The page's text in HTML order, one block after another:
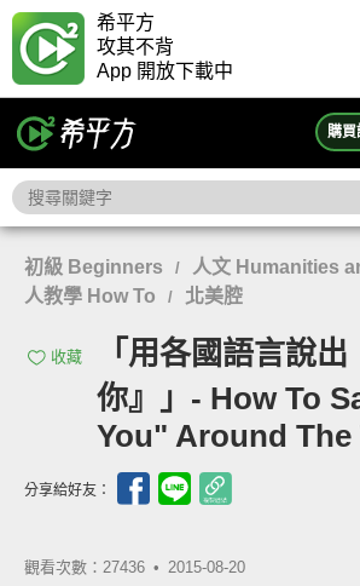
希平方
攻其不背
App 開放下載中
購買
初級 Beginners / 人文 Humanities
人教學 How To
/ 北美腔
收藏
「用各國語言說
你』」- How To
You" Around
分享給好友：
觀看次數：27436 • 2015-08-20